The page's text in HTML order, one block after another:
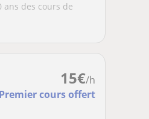
des cours de
15€/h
Premier cours offert